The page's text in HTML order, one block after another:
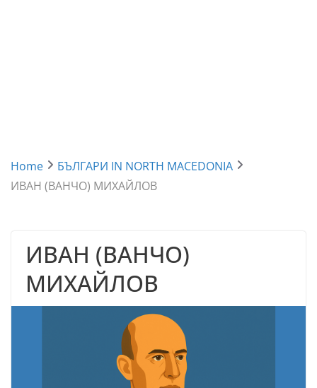
Home
БЪЛГАРИ IN NORTH MACEDONIA
ИВАН (ВАНЧО) МИХАЙЛОВ
ИВАН (ВАНЧО)
МИХАЙЛОВ